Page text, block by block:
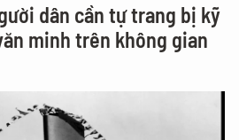
dân cần tự trang bị kỹ
minh trên không gian